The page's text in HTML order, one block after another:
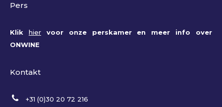
Pers
Klik hiervoor onze perskamer en meer info over
ONWINE
Kontakt
+31 (0)30 20 72 216